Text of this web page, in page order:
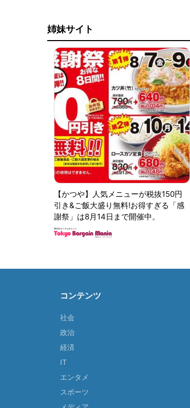
姉妹サイト
【かつや】人気メニューが税抜150円
引き&ご飯大盛り無料!お得すぎる「感
謝祭」は8月14日まで開催中。
コンテンツ
社会
政治
経済
IT
エンタメ
スポーツ